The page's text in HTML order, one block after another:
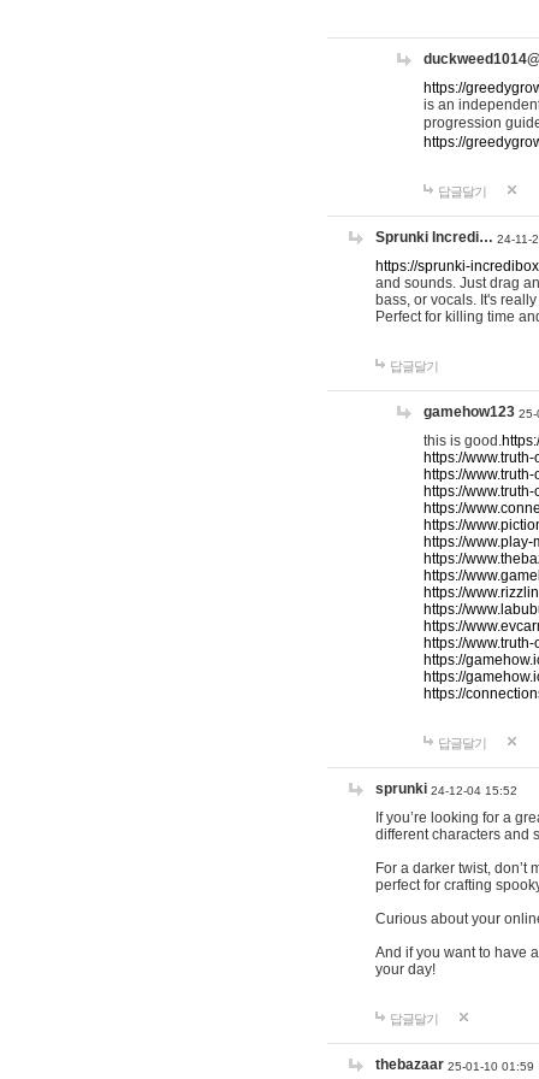
https://
is an
progression
https://
답글달기
Sprunki Incredi… 24-11-
https://sprunki-
and sounds. Just drag
bass, or vocals. It's
Perfect for killing time
답글달기
gamehow123 25-
this is good.
https://
https://
https://
https://
https://
https://
https://
https://
https://
https://
https://
https://
https://
https://
https://
답글달기
sprunki 24-12-04 15:52
If you’re looking for a
different characters and
For a darker twist, don’t
perfect for crafting
Curious about your
And if you want to have
your day!
답글달기
thebazaar 25-01-10 01:59